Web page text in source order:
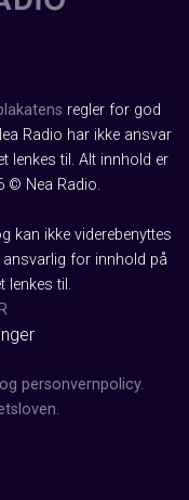
regler for god
Radio har ikke ansvar
lenkes til. Alt innhold er
© Nea Radio.
kan ikke viderebenyttes
for innhold på
lenkes til.
personvernpolicy.